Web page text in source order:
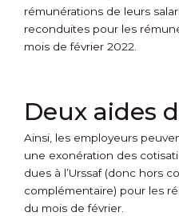
rémunérations de leurs
reconduites pour les
mois de février 2022.
Deux aides
Ainsi, les employeurs
une exonération des
dues à l’Urssaf (donc hors
complémentaire) pour les
du mois de février.